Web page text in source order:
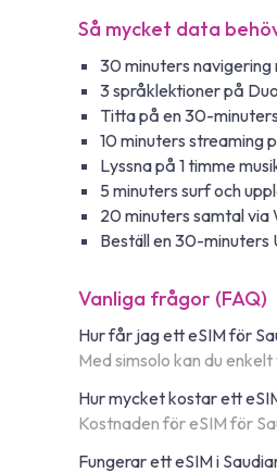
Så mycket data
30 minuters navigering
3 språklektioner på
Titta på en 30-
10 minuters streaming
Lyssna på 1 timme
5 minuters surf och
20 minuters samtal via
Beställ en 30-minuters
Vanliga frågor (FAQ)
Hur får jag ett eSIM för
Med simsolo kan du
Hur mycket kostar ett
Kostnaden för eSIM för
Fungerar ett eSIM i